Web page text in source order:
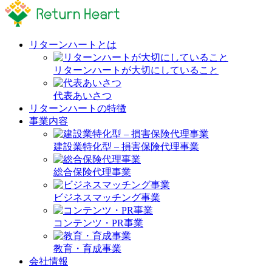
リターンハートとは
リターンハートが大切にしていること
代表あいさつ
リターンハートの特徴
事業内容
建設業特化型 – 損害保険代理事業
総合保険代理事業
ビジネスマッチング事業
コンテンツ・PR事業
教育・育成事業
会社情報